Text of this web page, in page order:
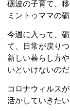
砺波の子育て、
ミントゥママの
今週に入って、
て、日常が戻りつ
新しい暮らし方
いといけないの
コロナウィルス
活かしていきたい